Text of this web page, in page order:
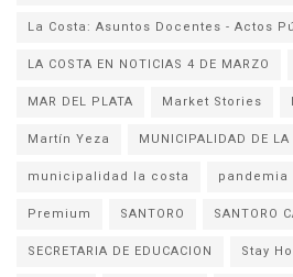
La Costa: Asuntos Docentes - Actos
LA COSTA EN NOTICIAS 4 DE MARZO
MAR DEL PLATA
Market Stories
Martín Yeza
MUNICIPALIDAD DE LA
municipalidad la costa
pandemia
Premium
SANTORO
SANTORO
SECRETARIA DE EDUCACION
Stay